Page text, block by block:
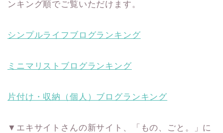
ンキング順でご覧いただけます。
シンプルライフブログランキング
ミニマリストブログランキング
片付け・収納（個人）ブログランキング
▼エキサイトさんの新サイト、「もの、ごと。」に